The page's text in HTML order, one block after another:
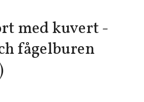
med kuvert -
fågelburen